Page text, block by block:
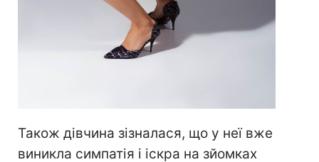
Також дівчина зізналася, що у неї вже
виникла симпатія і іскра на зйомках